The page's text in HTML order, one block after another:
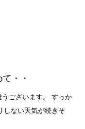
・・
ございます。 すっか
しない天気が続きそ